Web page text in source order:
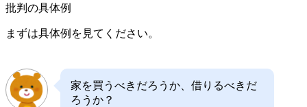
批判の具体例
まずは具体例を見てください。
家を買うべきだろうか、借りるべきだ
ろうか？